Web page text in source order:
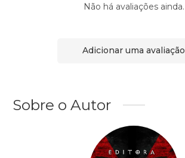
Não há avaliações ainda.
Adicionar uma avaliação
Sobre o Autor